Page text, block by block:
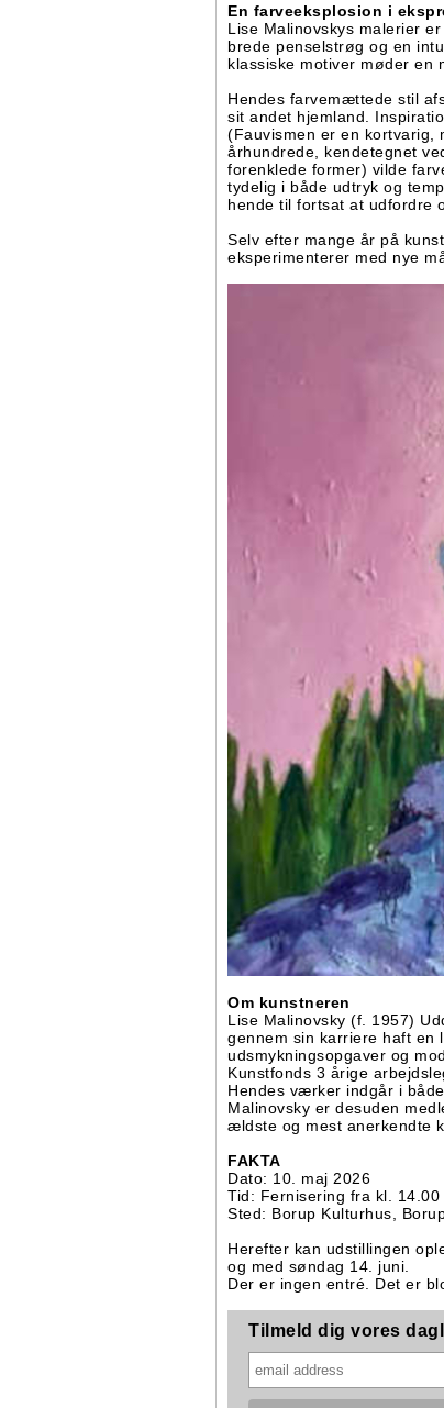
En farveeksplosion i
Lise Malinovskys malerier
brede penselstrøg og en
klassiske motiver møder en
Hendes farvemættede stil
sit andet hjemland.
(Fauvismen er en kortvarig,
århundrede, kendetegnet
forenklede former) vilde
tydelig i både udtryk og
hende til fortsat at udfordre
Selv efter mange år på
eksperimenterer med nye
Om kunstneren
Lise Malinovsky (f. 1957)
gennem sin karriere haft
udsmykningsopgaver og
Kunstfonds 3 årige
Hendes værker indgår i
Malinovsky er desuden
ældste og mest anerkendte
FAKTA
Dato: 10. maj 2026
Tid: Fernisering fra kl. 14.00
Sted: Borup Kulturhus,
Herefter kan udstillingen
og med søndag 14. juni.
Der er ingen entré. Det er
Tilmeld dig vores